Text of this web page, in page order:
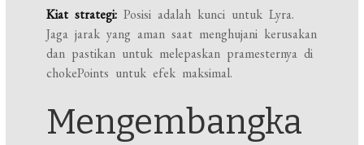
Kiat strategi: Posisi adalah kunci untuk Lyra.
Jaga jarak yang aman saat menghujani kerusakan
dan pastikan untuk melepaskan pramesternya di
chokePoints untuk efek maksimal.
Mengembangka